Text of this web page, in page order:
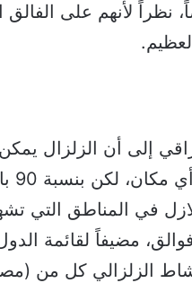
نظراً لأنهم على الفالق
إلى أن الزلزال
في المناطق التي
مضيفاً لقائمة الدول
الزلزالي كل من (مصر